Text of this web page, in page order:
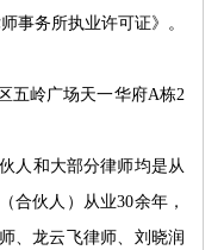
事务所执业许可证》。
五岭广场天一华府A栋2
人和大部分律师均是从
合伙人）从业30余年，
、龙云飞律师、刘晓润